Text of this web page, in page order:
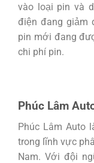
vào loại pin và
điện đang giảm
pin mới đang
chi phí pin.
Phúc Lâm
Phúc Lâm Auto
trong lĩnh vực
Nam. Với đội